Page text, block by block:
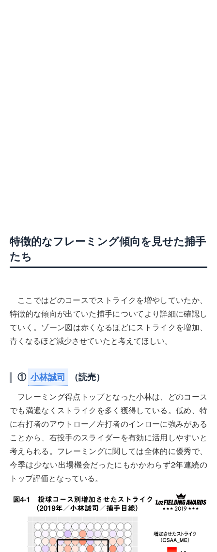
特徴的なフレーミング傾向を見せた捕手
たち
ここではどのコースでストライクを増やしていたか、
特徴的な傾向が出ていた捕手についてより詳細に確認し
ていく。ゾーン図は赤くなるほどにストライクを増加、
青くなるほど減少させていたと考えてほしい。
① 小林誠司 （読売）
フレーミング得点トップとなった小林は、どのコース
でも満遍なくストライクを多く獲得している。低め、特
に右打者のアウトロー／左打者のインローに強みがある
ことから、右投手のスライダーを有効に活用しやすいと
考えられる。フレーミングに関しては全体的に優秀で、
今季は少ない出場機会だったにもかかわらず2年連続の
トップ評価となっている。